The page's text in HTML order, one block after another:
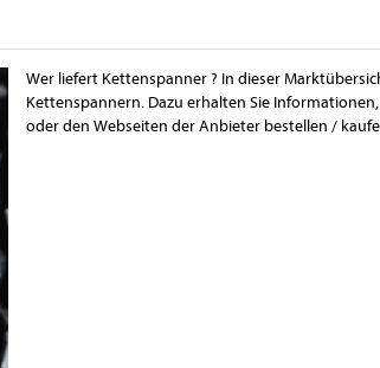
Wer liefert Kettenspanner ? In dieser
Kettenspannern. Dazu erhalten Sie
oder den Webseiten der Anbieter bestellen /